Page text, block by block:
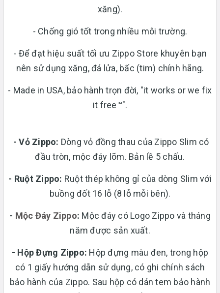
xăng).
- Chống gió tốt trong nhiều môi trường.
- Để đạt hiệu suất tối ưu Zippo Store khuyên bạn
nên sử dụng xăng, đá lửa, bấc (tim) chính hãng.
- Made in USA, bảo hành trọn đời, "it works or we fix
it free™".
- Vỏ Zippo: Dòng vỏ đồng thau của Zippo Slim có
đầu tròn, mộc đáy lõm. Bản lề 5 chấu.
- Ruột Zippo: Ruột thép không gỉ của dòng Slim với
buồng đốt 16 lỗ (8 lỗ mỗi bên).
- Mộc Đáy Zippo: Mộc đáy có Logo Zippo và tháng
năm được sản xuất.
- Hộp Đựng Zippo: Hộp đựng màu đen, trong hộp
có 1 giấy hướng dẫn sử dụng, có ghi chính sách
bảo hành của Zippo. Sau hộp có dán tem bảo hành